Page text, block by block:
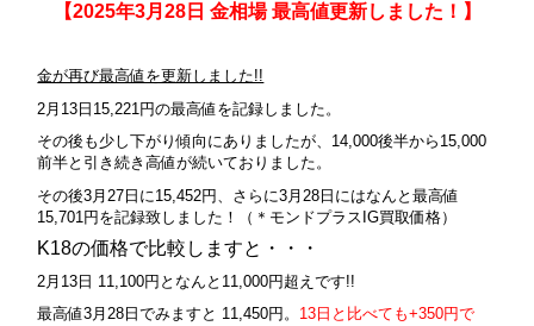
【2025年3月28日 金相場 最高値更新しました！】
金が再び最高値を更新しました!!
2月13日15,221円の最高値を記録しました。
その後も少し下がり傾向にありましたが、14,000後半から15,000
前半と引き続き高値が続いておりました。
その後3月27日に15,452円、さらに3月28日にはなんと最高値
15,701円を記録致しました！（＊モンドプラスIG買取価格）
K18の価格で比較しますと・・・
2月13日 11,100円となんと11,000円超えです!!
最高値3月28日でみますと 11,450円。 13日と比べても+350円で